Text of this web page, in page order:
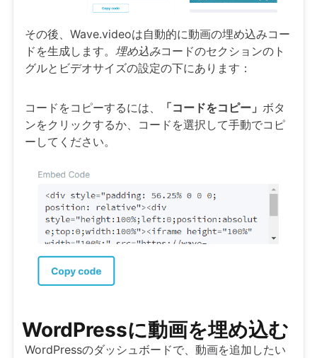
その後、Wave.videoは自動的に動画の埋め込みコー
ドを生成します。 埋め込みコードのセクションのト
グルとビデオサイズの設定の下にあります：
コードをコピーするには、 「コードをコピー」 ボタ
ンをクリックするか、コードを選択して手動でコピ
ーしてください。
WordPressに動画を埋め込む
WordPressのダッシュボードで、動画を追加したい